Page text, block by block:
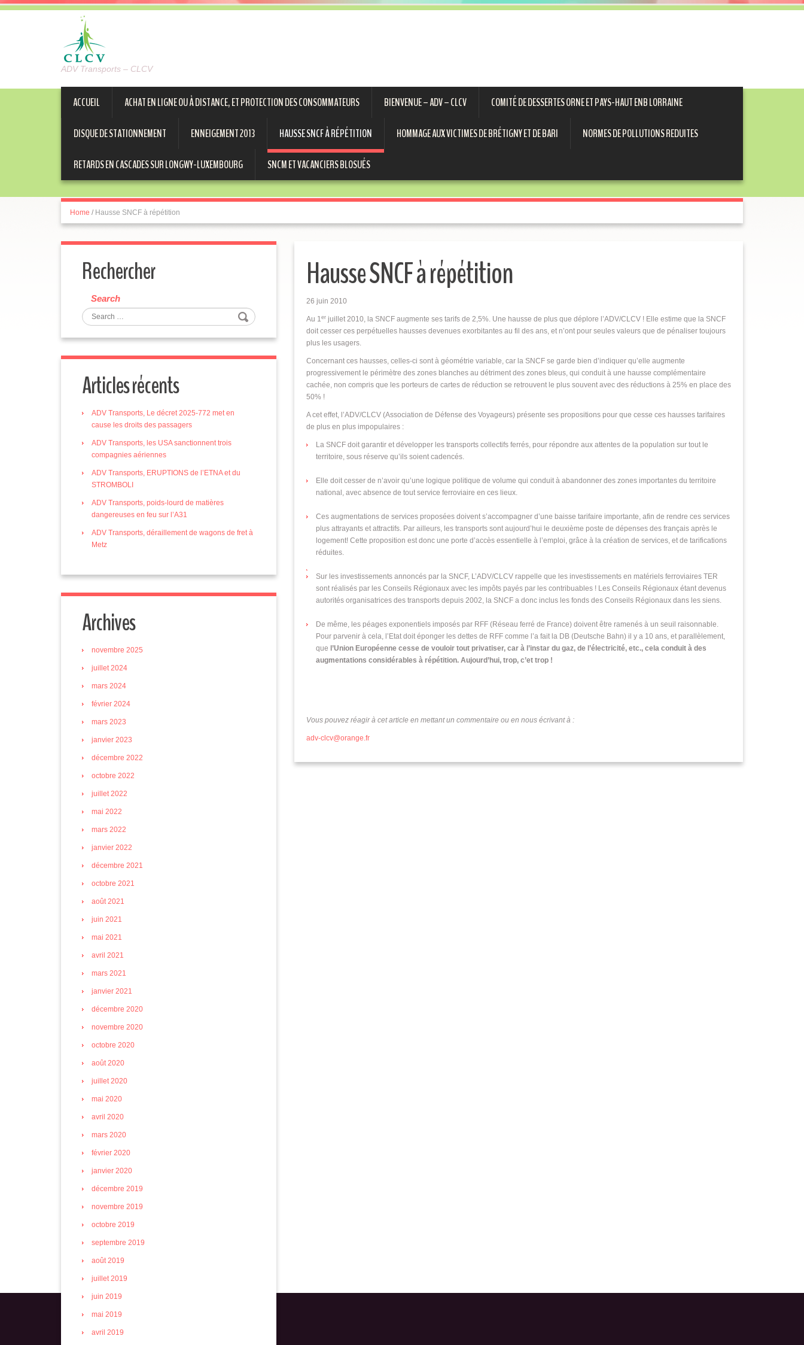
ADV Transports – CLCV
ACCUEIL ACHAT EN LIGNE OU À DISTANCE, ET PROTECTION DES CONSOMMATEURS BIENVENUE – ADV – CLCV COMITÉ DE DESSERTES ORNE ET PAYS-HAUT ENB LORRAINE
DISQUE DE STATIONNEMENT ENNEIGEMENT 2013 HAUSSE SNCF À RÉPÉTITION HOMMAGE AUX VICTIMES DE BRÉTIGNY ET DE BARI NORMES DE POLLUTIONS REDUITES
RETARDS EN CASCADES SUR LONGWY-LUXEMBOURG SNCM ET VACANCIERS BLOSUÉS
Home / Hausse SNCF à répétition
Hausse SNCF à répétition
26 juin 2010
Au 1er juillet 2010, la SNCF augmente ses tarifs de 2,5%. Une hausse de plus que déplore l’ADV/CLCV ! Elle estime que la SNCF
doit cesser ces perpétuelles hausses devenues exorbitantes au fil des ans, et n’ont pour seules valeurs que de pénaliser toujours
plus les usagers.
Concernant ces hausses, celles-ci sont à géométrie variable, car la SNCF se garde bien d’indiquer qu’elle augmente
progressivement le périmètre des zones blanches au détriment des zones bleus, qui conduit à une hausse complémentaire
cachée, non compris que les porteurs de cartes de réduction se retrouvent le plus souvent avec des réductions à 25% en place des
50% !
A cet effet, l’ADV/CLCV (Association de Défense des Voyageurs) présente ses propositions pour que cesse ces hausses tarifaires
de plus en plus impopulaires :
La SNCF doit garantir et développer les transports collectifs ferrés, pour répondre aux attentes de la population sur tout le
territoire, sous réserve qu’ils soient cadencés.
Elle doit cesser de n’avoir qu’une logique politique de volume qui conduit à abandonner des zones importantes du territoire
national, avec absence de tout service ferroviaire en ces lieux.
Ces augmentations de services proposées doivent s’accompagner d’une baisse tarifaire importante, afin de rendre ces services
plus attrayants et attractifs. Par ailleurs, les transports sont aujourd’hui le deuxième poste de dépenses des français après le
logement! Cette proposition est donc une porte d’accès essentielle à l’emploi, grâce à la création de services, et de tarifications
réduites.
Sur les investissements annoncés par la SNCF, L’ADV/CLCV rappelle que les investissements en matériels ferroviaires TER
sont réalisés par les Conseils Régionaux avec les impôts payés par les contribuables ! Les Conseils Régionaux étant devenus
autorités organisatrices des transports depuis 2002, la SNCF a donc inclus les fonds des Conseils Régionaux dans les siens.
De même, les péages exponentiels imposés par RFF (Réseau ferré de France) doivent être ramenés à un seuil raisonnable.
Pour parvenir à cela, l’Etat doit éponger les dettes de RFF comme l’a fait la DB (Deutsche Bahn) il y a 10 ans, et parallèlement,
que l’Union Européenne cesse de vouloir tout privatiser, car à l’instar du gaz, de l’électricité, etc., cela conduit à des
augmentations considérables à répétition. Aujourd’hui, trop, c’et trop !
Vous pouvez réagir à cet article en mettant un commentaire ou en nous écrivant à :
adv-clcv@orange.fr
Rechercher
Search
Articles récents
ADV Transports, Le décret 2025-772 met en
cause les droits des passagers
ADV Transports, les USA sanctionnent trois
compagnies aériennes
ADV Transports, ERUPTIONS de l’ETNA et du
STROMBOLI
ADV Transports, poids-lourd de matières
dangereuses en feu sur l’A31
ADV Transports, déraillement de wagons de fret à
Metz
Archives
novembre 2025
juillet 2024
mars 2024
février 2024
mars 2023
janvier 2023
décembre 2022
octobre 2022
juillet 2022
mai 2022
mars 2022
janvier 2022
décembre 2021
octobre 2021
août 2021
juin 2021
mai 2021
avril 2021
mars 2021
janvier 2021
décembre 2020
novembre 2020
octobre 2020
août 2020
juillet 2020
mai 2020
avril 2020
mars 2020
février 2020
janvier 2020
décembre 2019
novembre 2019
octobre 2019
septembre 2019
août 2019
juillet 2019
juin 2019
mai 2019
avril 2019